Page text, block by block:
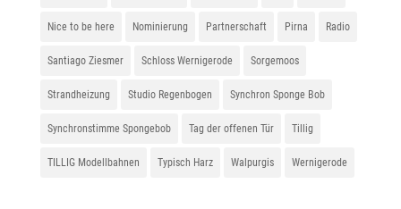
Nice to be here Nominierung Partnerschaft Pirna Radio
Santiago Ziesmer Schloss Wernigerode Sorgemoos
Strandheizung Studio Regenbogen Synchron Sponge Bob
Synchronstimme Spongebob Tag der offenen Tür Tillig
TILLIG Modellbahnen Typisch Harz Walpurgis Wernigerode